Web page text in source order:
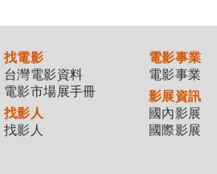
找電影
台灣電影資料
電影市場展手冊
找影人
找影人
電影事業
電影事業
影展資訊
國內影展
國際影展